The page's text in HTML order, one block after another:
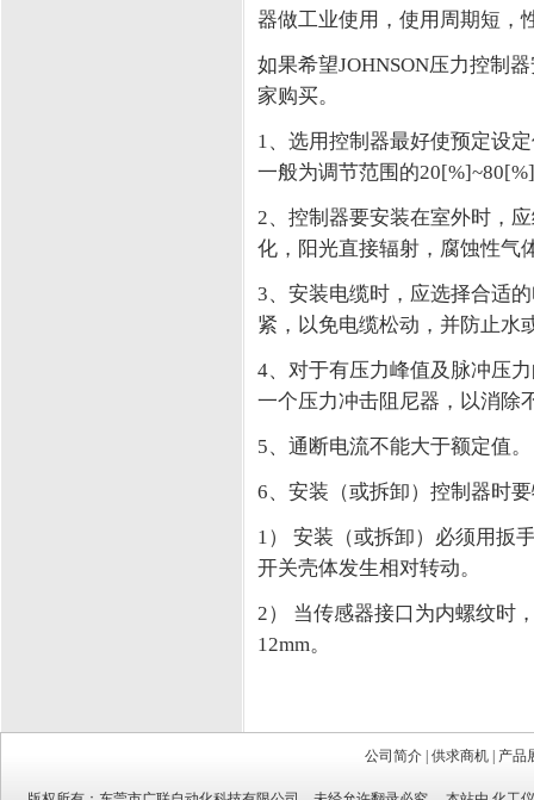
器做工业使用，使用周期短，
如果希望JOHNSON压力控制
家购买。
1、选用控制器最好使预定设
一般为调节范围的
2、控制器要安装在室外时，
化，阳光直接辐射，腐蚀性气
3、安装电缆时，应选择合适
紧，以免电缆松动，并防止水
4、对于有压力峰值及脉冲压
一个压力冲击阻尼器，以消除
5、通断电流不能大于额定值。
6、安装（或拆卸）控制器时
1） 安装（或拆卸）必须用扳
开关壳体发生相对转动。
2） 当传感器接口为内螺纹时
12mm。
公司简介 供求商机 产品